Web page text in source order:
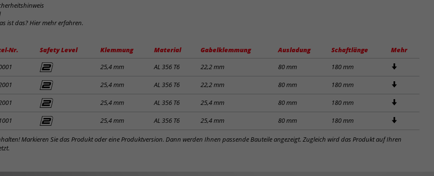
ist das? Hier mehr erfahren.
Nr. Safety Level Klemmung Material Gabelklemmung Ausladung Schaftlänge
Mehr
25,4 mm AL 356 T6 22,2 mm 80 mm 180 mm
25,4 mm AL 356 T6 22,2 mm 80 mm 180 mm
25,4 mm AL 356 T6 25,4 mm 80 mm 180 mm
25,4 mm AL 356 T6 25,4 mm 80 mm 180 mm
Markieren Sie das Produkt oder eine Produktversion. Dann werden Ihnen passende Bauteile angezeigt. Zugleich wird das Produkt auf Ihren